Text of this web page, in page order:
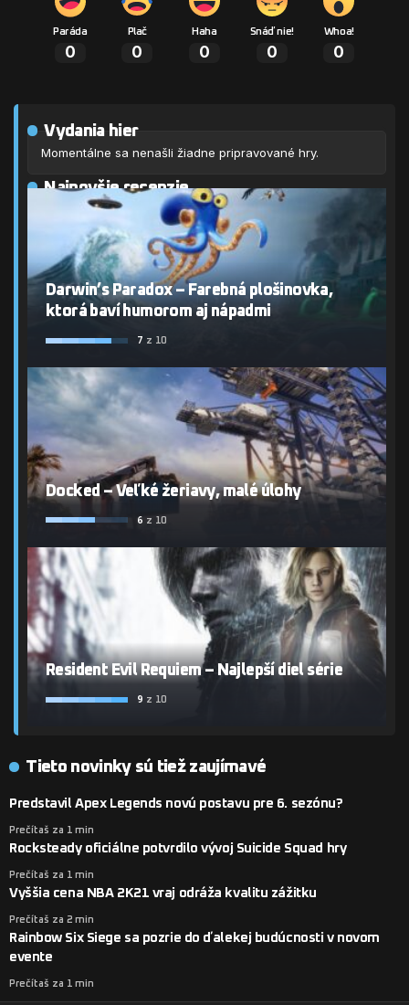
Paráda
0
Plač
0
Haha
0
Snáď nie!
0
Whoa!
0
Vydania hier
Momentálne sa nenašli žiadne pripravované hry.
Najnovšie recenzie
Darwin’s Paradox – Farebná plošinovka,
ktorá baví humorom aj nápadmi
7 z 10
Docked – Veľké žeriavy, malé úlohy
6 z 10
Resident Evil Requiem – Najlepší diel série
9 z 10
Tieto novinky sú tiež zaujímavé
Predstavil Apex Legends novú postavu pre 6. sezónu?
Prečítaš za 1 min
Rocksteady oficiálne potvrdilo vývoj Suicide Squad hry
Prečítaš za 1 min
Vyššia cena NBA 2K21 vraj odráža kvalitu zážitku
Prečítaš za 2 min
Rainbow Six Siege sa pozrie do ďalekej budúcnosti v novom
evente
Prečítaš za 1 min